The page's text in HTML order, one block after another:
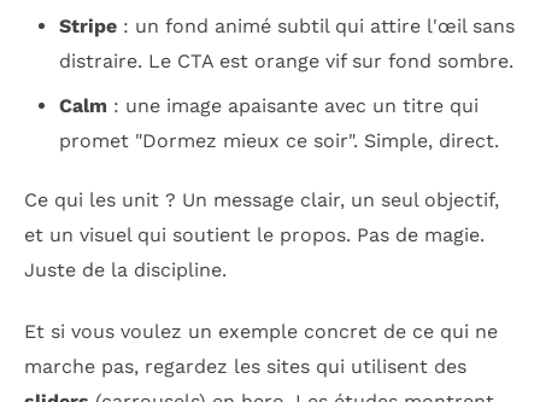
Stripe: un fond animé subtil qui attire l'œil sans
distraire. Le CTA est orange vif sur fond sombre.
Calm: une image apaisante avec un titre qui
promet "Dormez mieux ce soir". Simple, direct.
Ce qui les unit ? Un message clair, un seul objectif,
et un visuel qui soutient le propos. Pas de magie.
Juste de la discipline.
Et si vous voulez un exemple concret de ce qui ne
marche pas, regardez les sites qui utilisent des